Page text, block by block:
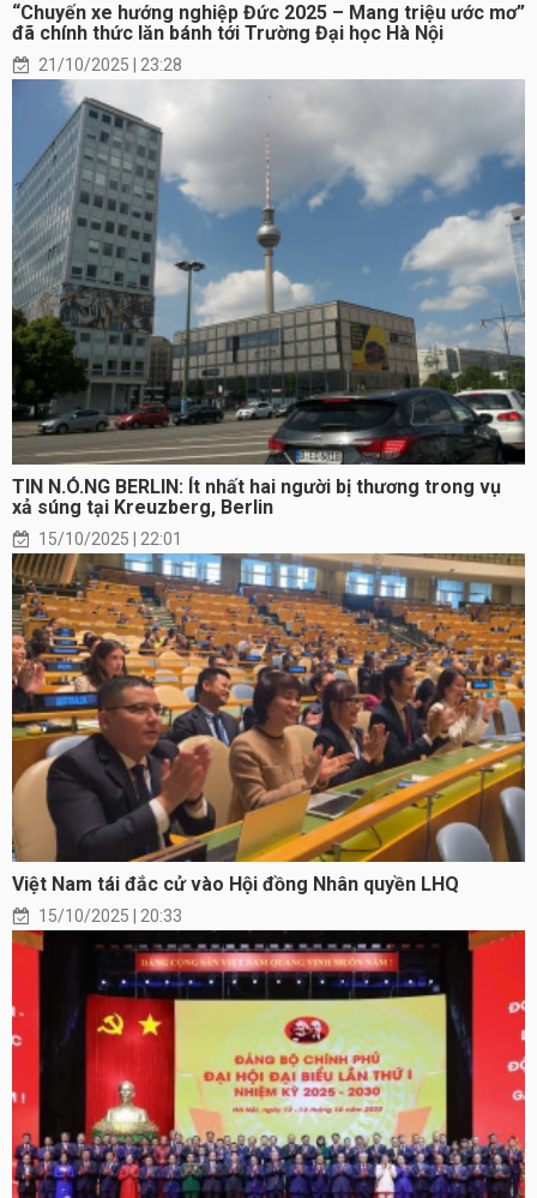
“Chuyến xe hướng nghiệp Đức 2025 – Mang triệu ước mơ”
đã chính thức lăn bánh tới Trường Đại học Hà Nội
21/10/2025 | 23:28
TIN N.Ó.NG BERLIN: Ít nhất hai người bị thương trong vụ
xả súng tại Kreuzberg, Berlin
15/10/2025 | 22:01
Việt Nam tái đắc cử vào Hội đồng Nhân quyền LHQ
15/10/2025 | 20:33